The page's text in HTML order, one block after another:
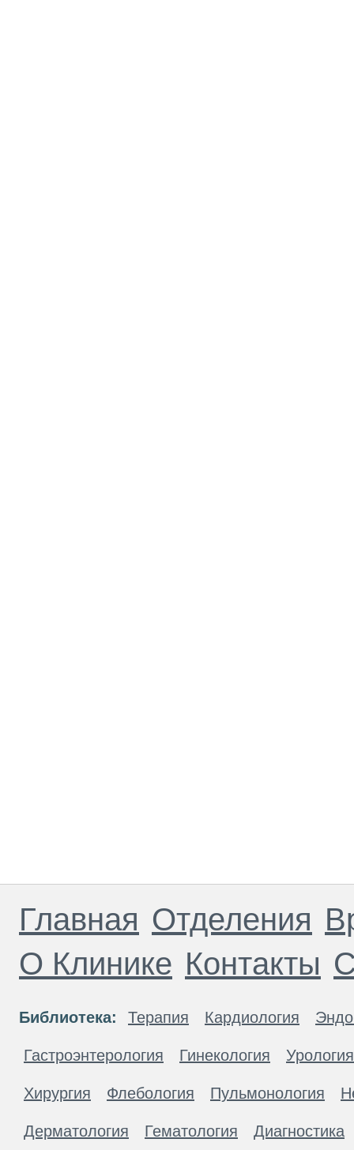
Главная Отделения
О Клинике Контакты
Библиотека: Терапия Кардиология
Гастроэнтерология Гинекология Урология
Хирургия Флебология Пульмонология
Дерматология Гематология Диагностика